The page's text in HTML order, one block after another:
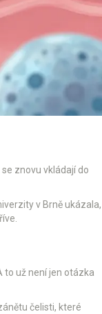
znovu vkládají do
v Brně ukázala,
to už není jen otázka
čelisti, které